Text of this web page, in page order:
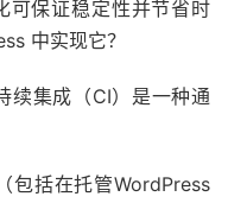
可保证稳定性并节省时
中实现它？
续集成（CI）是一种通
包括在托管WordPress